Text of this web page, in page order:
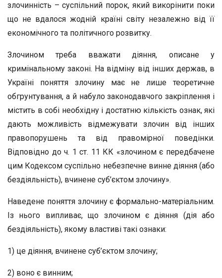
злочинність – суспільний порок, який викорінити поки
що не вдалося жодній країні світу незалежно від її
економічного та політичного розвитку.
Злочином треба вважати діяння, описане у
кримінальному законі. На відміну від інших держав, в
Україні поняття злочину має не лише теоретичне
обгрунтування, а й набуло законодавчого закріплення і
містить в собі необхідну і достатню кількість ознак, які
дають можливість відмежувати злочин від інших
правопорушень та від правомірної поведінки.
Відповідно до ч. 1 ст. 11 КК «злочином є передбачене
цим Кодексом суспільно небезпечне винне діяння (або
бездіяльність), вчинене суб’єктом злочину».
Наведене поняття злочину є формально-матеріальним.
Із нього випливає, що злочином є діяння (дія або
бездіяльність), якому властиві такі ознаки:
1) це діяння, вчинене суб’єктом злочину;
2) воно є винним;